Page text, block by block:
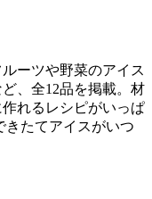
ーツや野菜のアイス
、全12品を掲載。材
れるレシピがいっぱ
きたてアイスがいつ